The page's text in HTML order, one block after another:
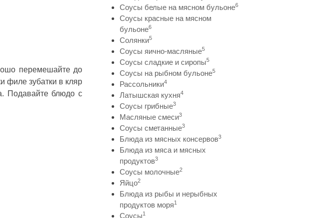
перемешайте до
филе зубатки в кляр
Подавайте блюдо с
Соусы белые на мясном бульоне6
Соусы красные на мясном
бульоне6
Солянки5
Соусы яично-масляные5
Соусы сладкие и сиропы5
Соусы на рыбном бульоне5
Рассольники4
Латышская кухня4
Соусы грибные3
Масляные смеси3
Соусы сметанные3
Блюда из мясных консервов3
Блюда из мяса и мясных
продуктов3
Соусы молочные2
Яйцо2
Блюда из рыбы и нерыбных
продуктов моря1
Соусы1